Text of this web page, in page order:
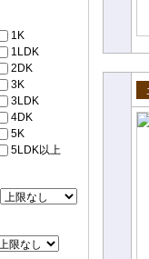
1K
1LDK
2DK
3K
3LDK
4DK
5K
5LDK以上